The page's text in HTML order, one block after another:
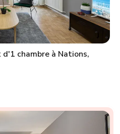
chambre à Nations,